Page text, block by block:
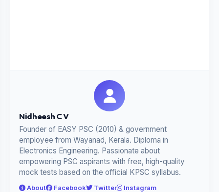
Nidheesh C V
Founder of EASY PSC (2010) & government
employee from Wayanad, Kerala. Diploma in
Electronics Engineering. Passionate about
empowering PSC aspirants with free, high-quality
mock tests based on the official KPSC syllabus.
About Facebook Twitter Instagram